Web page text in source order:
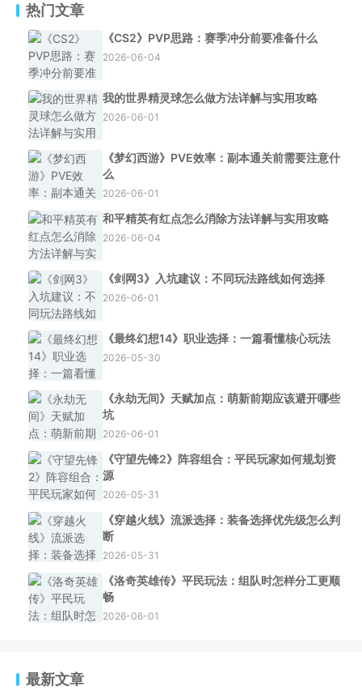
热门文章
《CS2》PVP思路：赛季冲分前要准备什么
2026-06-04
我的世界精灵球怎么做方法详解与实用攻略
2026-06-01
《梦幻西游》PVE效率：副本通关前需要注意什
么
2026-06-01
和平精英有红点怎么消除方法详解与实用攻略
2026-06-04
《剑网3》入坑建议：不同玩法路线如何选择
2026-06-01
《最终幻想14》职业选择：一篇看懂核心玩法
2026-05-30
《永劫无间》天赋加点：萌新前期应该避开哪些
坑
2026-06-01
《守望先锋2》阵容组合：平民玩家如何规划资
源
2026-05-31
《穿越火线》流派选择：装备选择优先级怎么判
断
2026-05-31
《洛奇英雄传》平民玩法：组队时怎样分工更顺
畅
2026-06-01
最新文章